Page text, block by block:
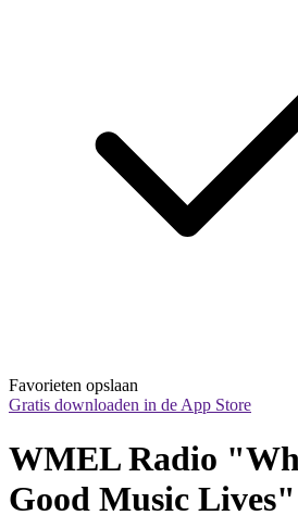
Favorieten opslaan
Gratis downloaden in de App Store
WMEL Radio
Good Music Lives"